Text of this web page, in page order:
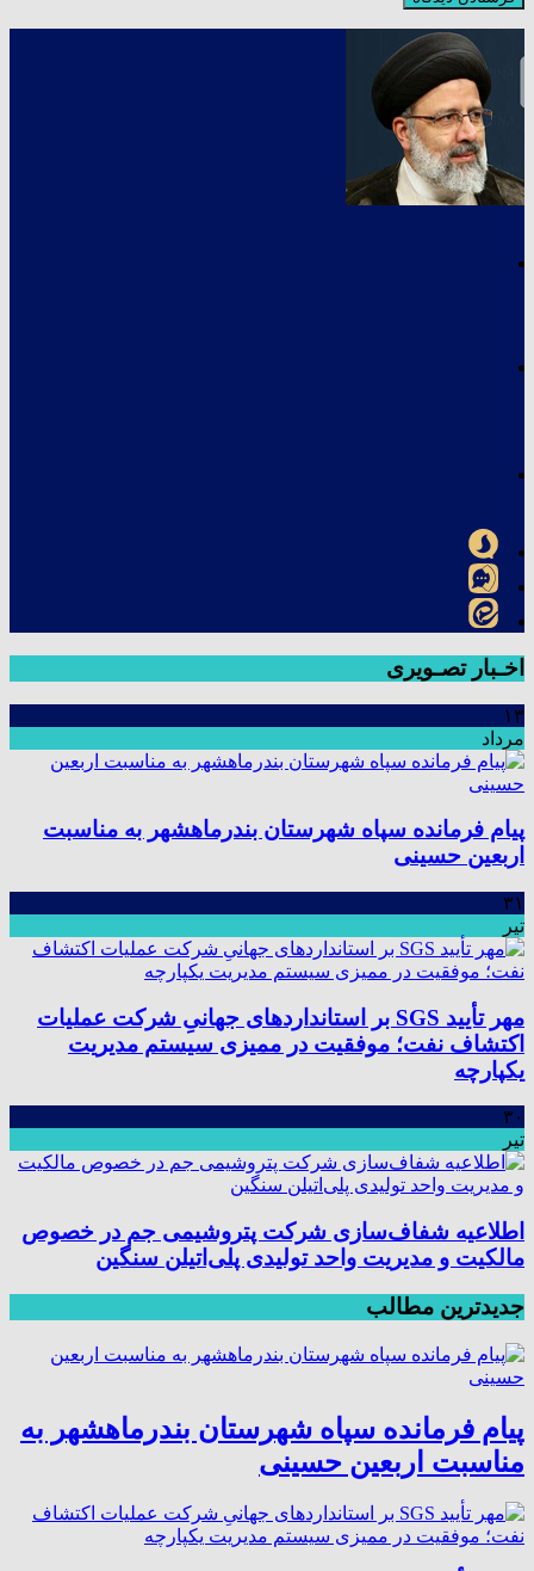
اخـبار تصـویری
۱۳
مرداد
پیام فرمانده سپاه شهرستان بندرماهشهر به مناسبت
اربعین حسینی
۳۱
تیر
مهر تأیید SGS بر استانداردهای جهانیِ شرکت عملیات
اکتشاف نفت؛ موفقیت در ممیزی سیستم مدیریت
یکپارچه
۳۰
تیر
اطلاعیه شفاف‌سازی شرکت پتروشیمی جم در خصوص
مالکیت و مدیریت واحد تولیدی پلی‌اتیلن سنگین
جدیدترین مطالب
پیام فرمانده سپاه شهرستان بندرماهشهر به
مناسبت اربعین حسینی